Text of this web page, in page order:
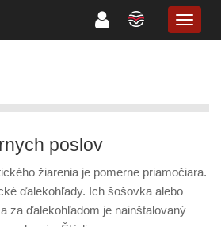
poslov
žiarenia je pomerne priamočiara.
ďalekohľady. Ich šošovka alebo
za ďalekohľadom je nainštalovaný